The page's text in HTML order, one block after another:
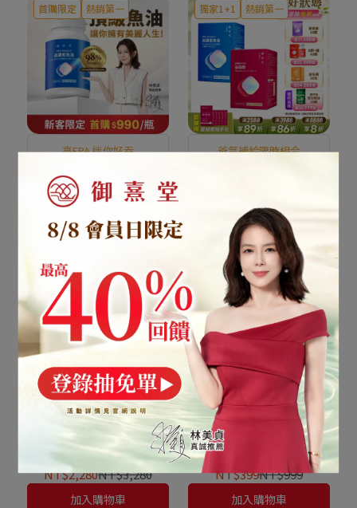
首購限定 熱銷第一
高EPA 迷你好吞
【新朋友首購價】黃金頂
級 90%高濃度專利魚油
（120顆）（每會員限購1
盒、1次）
NT$990 NT$1,890
加入購物車
獨家1+1 熱銷第一
爸氣補給限時組合
Q10(60顆)
加入購物車
獨家1+1 熱銷第一
歐美藥典高規格把關的第一
選擇．通過衛服部試驗審查
安全、安定、有效
穩醣循環組｜黃金頂級
90%高濃度專利魚油(120
顆)+ 唐貴妃 健字山苦瓜膠
囊(30顆)
NT$2,280NT$3,280
加入購物車
新客限時體驗價
黃金頂級 90%高濃度專利
NT$399NT$999
加入購物車